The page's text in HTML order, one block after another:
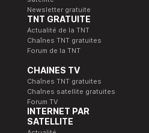
Newsletter gratuite
TNT GRATUITE
Actualité de la TNT
Chaînes TNT gratuites
Forum de la TNT
CHAINES TV
Chaînes TNT gratuites
Chaînes satellite gratuites
Forum TV
INTERNET PAR
SATELLITE